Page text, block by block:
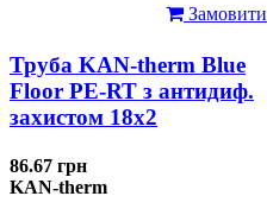
Замовити
Труба KAN-therm Blue
Floor PE-RT з антидиф.
захистом 18х2
86.67 грн
KAN-therm